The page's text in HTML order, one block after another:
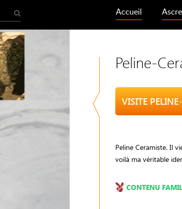
Accueil
Peline-
VISITE
Peline Ceramiste. Il
voilà ma véritable
CONTENU